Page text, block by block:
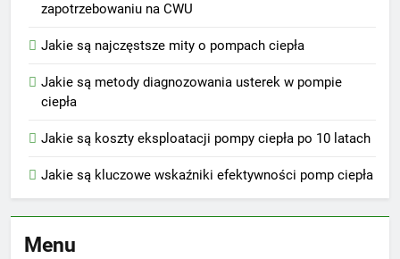
zapotrzebowaniu na CWU
Jakie są najczęstsze mity o pompach ciepła
Jakie są metody diagnozowania usterek w pompie
ciepła
Jakie są koszty eksploatacji pompy ciepła po 10 latach
Jakie są kluczowe wskaźniki efektywności pomp ciepła
Menu